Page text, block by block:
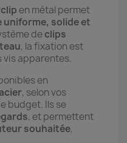
en métal permet
solide et
declips
, la fixation est
vis apparentes.
en
, selon vos
budget. Ils se
, et permettent
souhaitée,